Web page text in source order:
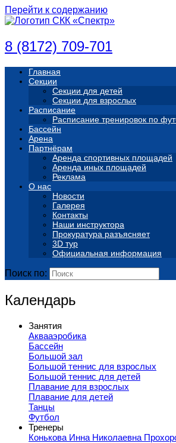
Перейти к содержанию
8 (8172) 709-701
Главная
Секции
Секции для детей
Секции для взрослых
Расписание
Расписание тренировок по
Бассейн
Арена
Партнёрам
Аренда спортивных площадей
Аренда иных площадей
Реклама
О нас
Новости
Галерея
Контакты
Наши инструктора
Прокуратура разъясняет
3D тур
Официальная информация
Поиск по:
Календарь
Занятия
Аквааэробика
Бассейн
Большой зал
Большой теннис для взрослых
Большой теннис для детей
Плавание для взрослых
Плавание для детей
Танцы
Футбол
Тренеры
Конькова Инна Николаевна